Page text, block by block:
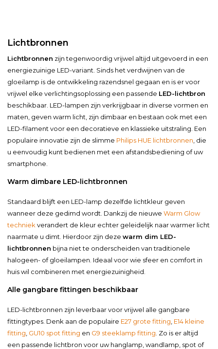
Lichtbronnen
Lichtbronnen zijn tegenwoordig vrijwel altijd uitgevoerd in een
energiezuinige LED-variant. Sinds het verdwijnen van de
gloeilamp is de ontwikkeling razendsnel gegaan en is er voor
vrijwel elke verlichtingsoplossing een passende LED-lichtbron
beschikbaar. LED-lampen zijn verkrijgbaar in diverse vormen en
maten, geven warm licht, zijn dimbaar en bestaan ook met een
LED-filament voor een decoratieve en klassieke uitstraling. Een
populaire innovatie zijn de slimme Philips HUE lichtbronnen , die
u eenvoudig kunt bedienen met een afstandsbediening of uw
smartphone.
Warm dimbare LED-lichtbronnen
Standaard blijft een LED-lamp dezelfde lichtkleur geven
wanneer deze gedimd wordt. Dankzij de nieuwe Warm Glow
techniek verandert de kleur echter geleidelijk naar warmer licht
naarmate u dimt. Hierdoor zijn deze warm dim LED-
lichtbronnen bijna niet te onderscheiden van traditionele
halogeen- of gloeilampen. Ideaal voor wie sfeer en comfort in
huis wil combineren met energiezuinigheid.
Alle gangbare fittingen beschikbaar
LED-lichtbronnen zijn leverbaar voor vrijwel alle gangbare
fittingtypes. Denk aan de populaire E27 grote fitting E14 kleine
fitting GU10 spot fitting en G9 steeklamp fitting . Zo is er altijd
een passende lichtbron voor uw hanglamp, wandlamp, spot of